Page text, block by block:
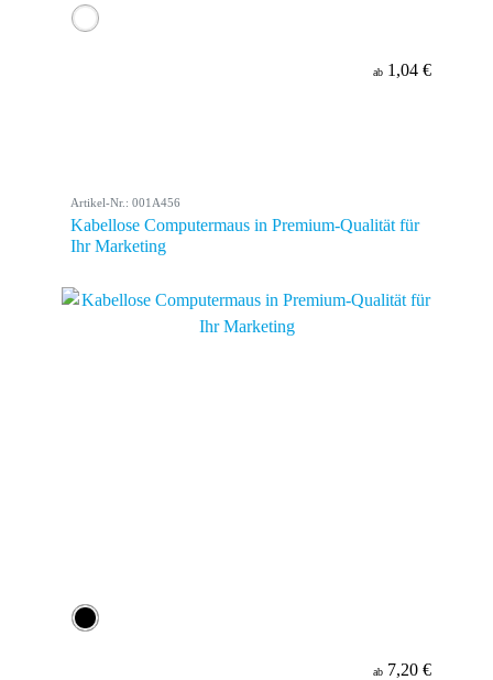
ab 1,04 €
Artikel-Nr.: 001A456
Kabellose Computermaus in Premium-Qualität für
Ihr Marketing
ab 7,20 €